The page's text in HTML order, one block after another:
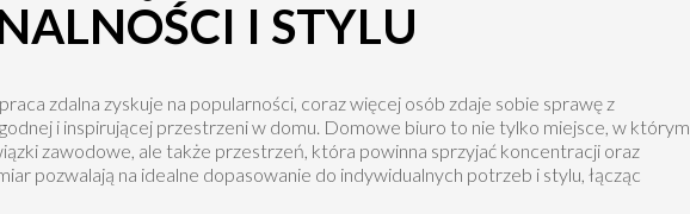
I STYLU
zdalna zyskuje na popularności, coraz więcej osób zdaje sobie sprawę z
i inspirującej przestrzeni w domu. Domowe biuro to nie tylko miejsce, w którym
zawodowe, ale także przestrzeń, która powinna sprzyjać koncentracji oraz
pozwalają na idealne dopasowanie do indywidualnych potrzeb i stylu, łącząc